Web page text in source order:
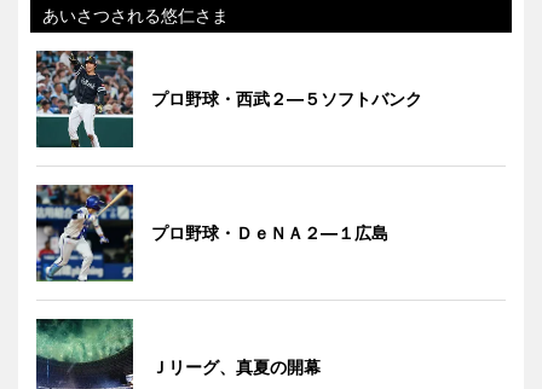
あいさつされる悠仁さま
プロ野球・西武２―５ソフトバンク
プロ野球・ＤｅＮＡ２―１広島
Ｊリーグ、真夏の開幕